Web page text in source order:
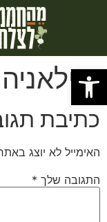
פתח סרגל
כתיבת
האימייל לא יוצג
התגובה שלך *